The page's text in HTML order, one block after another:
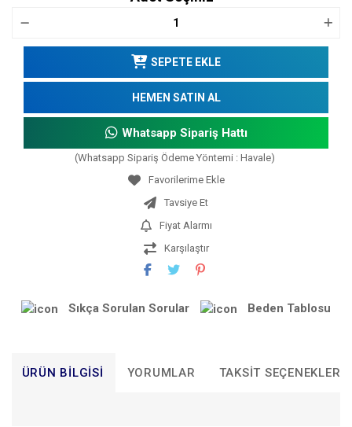
SEPETE EKLE
HEMEN SATIN AL
Whatsapp Sipariş Hattı
(Whatsapp Sipariş Ödeme Yöntemi : Havale)
Tavsiye Et
Fiyat Alarmı
Karşılaştır
Sıkça Sorulan Sorular Beden Tablosu
ÜRÜN BILGISI YORUMLAR TAKSIT SEÇENEKLERI